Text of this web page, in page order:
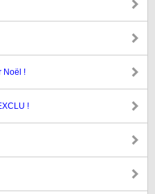
Noël !
!